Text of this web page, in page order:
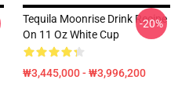
Tequila Moonrise Drink Recipe
On 11 Oz White Cup
₩3,445,000 - ₩3,996,200
-20%